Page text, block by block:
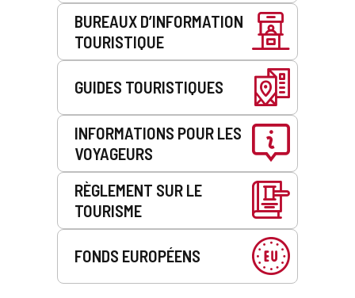
BUREAUX D’INFORMATION
TOURISTIQUE
GUIDES TOURISTIQUES
INFORMATIONS POUR LES
VOYAGEURS
RÈGLEMENT SUR LE
TOURISME
FONDS EUROPÉENS